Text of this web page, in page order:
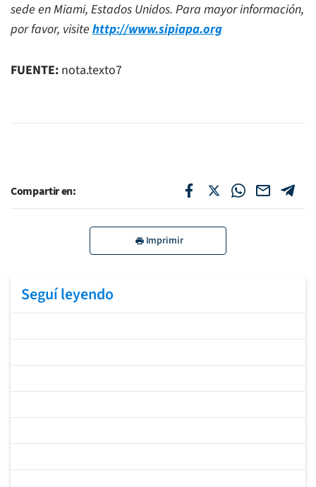
sede en Miami, Estados Unidos. Para mayor información,
por favor, visite http://www.sipiapa.org
FUENTE: nota.texto7
Compartir en:
Imprimir
Seguí leyendo